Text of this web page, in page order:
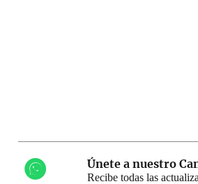
Únete a nuestro
Recibe todas las